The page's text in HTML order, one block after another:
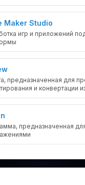
Maker Studio
игр и приложений
предназначенная для
и конвертации
предназначенная